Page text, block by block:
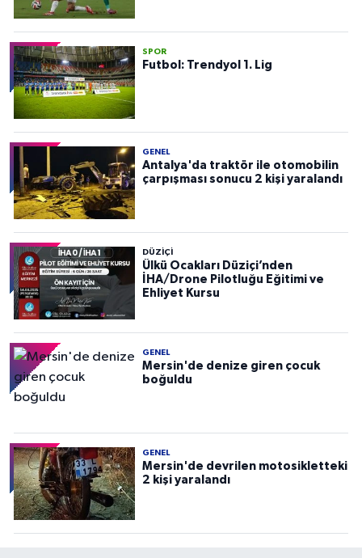
SPOR
Futbol: Trendyol 1. Lig
GENEL
Antalya'da traktör ile otomobilin
çarpışması sonucu 2 kişi yaralandı
DÜZIÇI
Ülkü Ocakları Düziçi’nden
İHA/Drone Pilotluğu Eğitimi ve
Ehliyet Kursu
GENEL
Mersin'de denize giren çocuk
boğuldu
GENEL
Mersin'de devrilen motosikletteki
2 kişi yaralandı